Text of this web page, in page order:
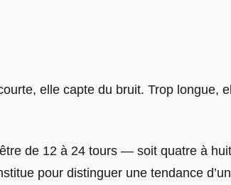
elle capte du bruit. Trop longue,
de 12 à 24 tours — soit quatre à
pour distinguer une tendance